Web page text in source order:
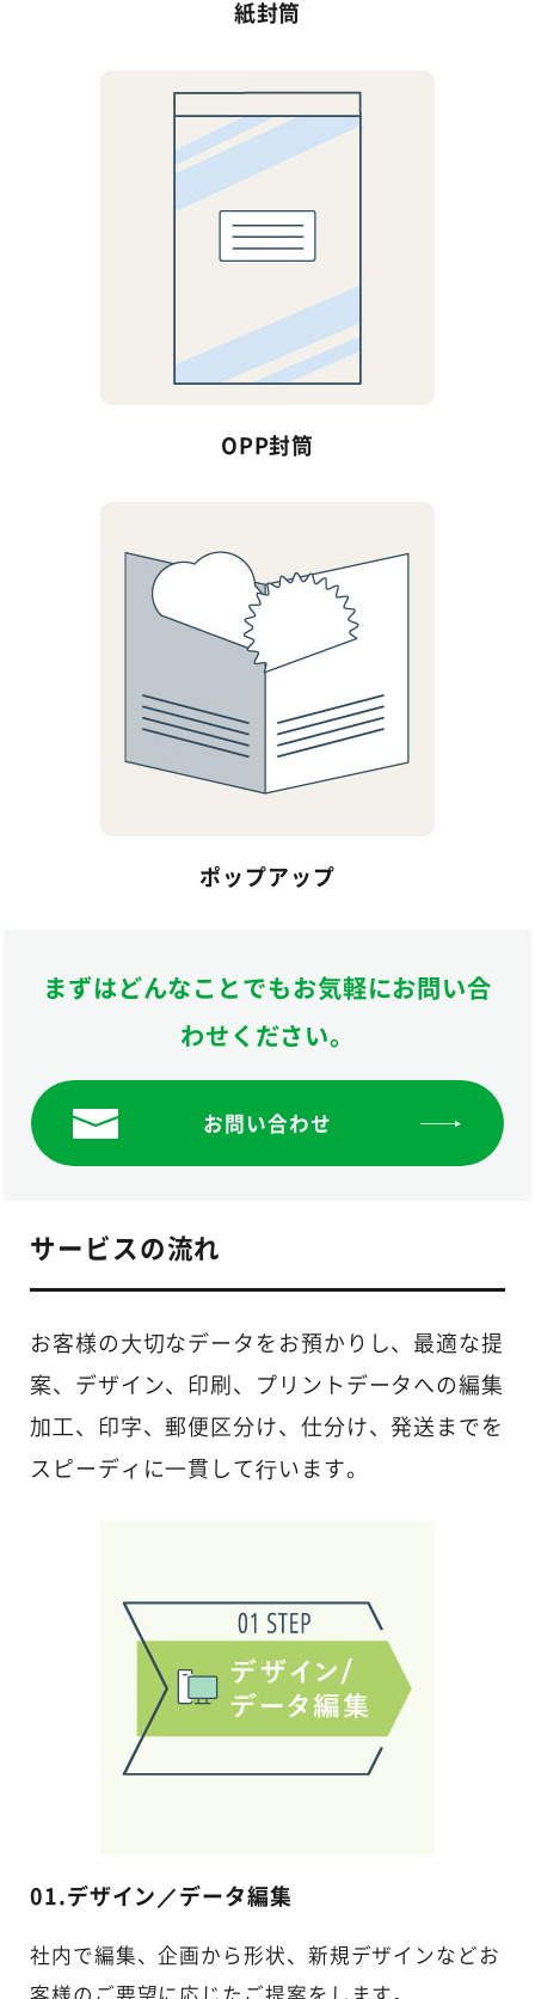
紙封筒
OPP封筒
ポップアップ
まずはどんなことでもお気軽にお問い合
わせください。
お問い合わせ
サービスの流れ
お客様の⼤切なデータをお預かりし、最適な提
案、デザイン、印刷、プリントデータへの編集
加⼯、印字、郵便区分け、仕分け、発送までを
スピーディに⼀貫して⾏います。
01.デザイン／データ編集
社内で編集、企画から形状、新規デザインなどお
客様のご要望に応じたご提案をします。